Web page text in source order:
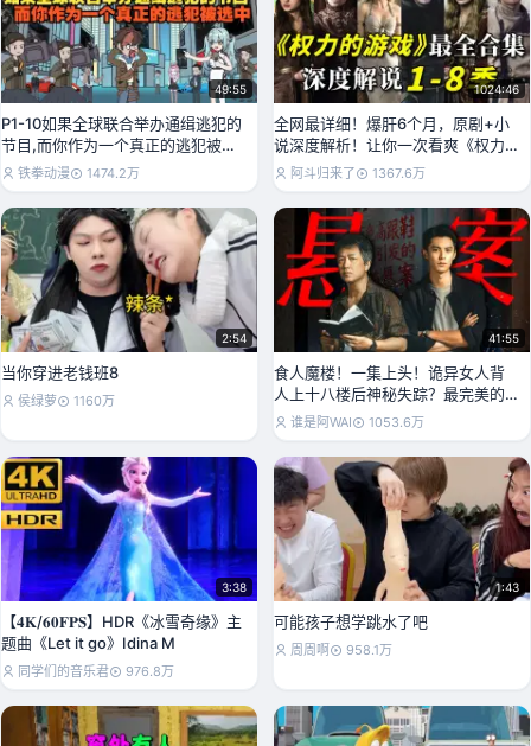
49:55
P1-10如果全球联合举办通缉逃犯的
节目,而你作为一个真正的逃犯被选
中 铁拳动漫 1474.2万
1024:46
全网最详细！爆肝6个月，原剧+小
说深度解析！让你一次看爽《权力
的游戏》1-8季
阿斗归来了 1367.6万
2:54
当你穿进老钱班8
侯绿萝 1160万
41:55
食人魔楼！一集上头！诡异女人背
人上十八楼后神秘失踪？最完美的
犯罪？《黑夜告白》P
谁是阿WAI 1053.6万
3:38
【𝟒𝐊/𝟔𝟎𝐅𝐏𝐒】HDR《冰雪奇缘》主
题曲《Let it go》Idina M
同学们的音乐君 976.8万
1:43
可能孩子想学跳水了吧
周周啊 958.1万